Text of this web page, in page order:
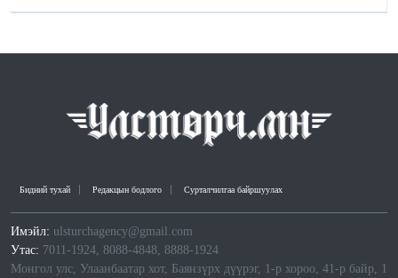
Бидний тухай Редакцын бодлого Сурталчилгаа байршуулах
Имэйл: ulsturchagency@gmail.com
Утас: 7011-1924, 8088-4848, 8888-1924
Монгол улс, Улаанбаатар хот, Баянзүрх дүүрэг, 1-р хороо, 41-р байр, 1